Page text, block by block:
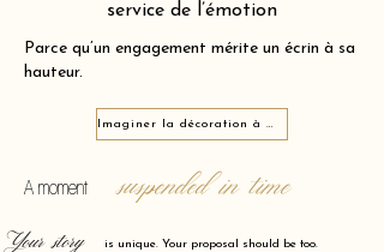
service de l’émotion
Parce qu’un engagement mérite un écrin à sa
hauteur.
Imaginer la décoration à Narbonne 11100
A moment suspended in time
is unique. Your proposal should be too.
Your story